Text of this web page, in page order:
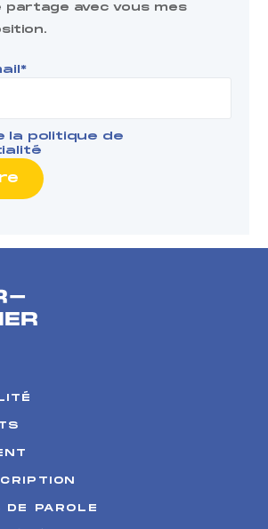
partage avec vous mes
la politique de
DE PAROLE